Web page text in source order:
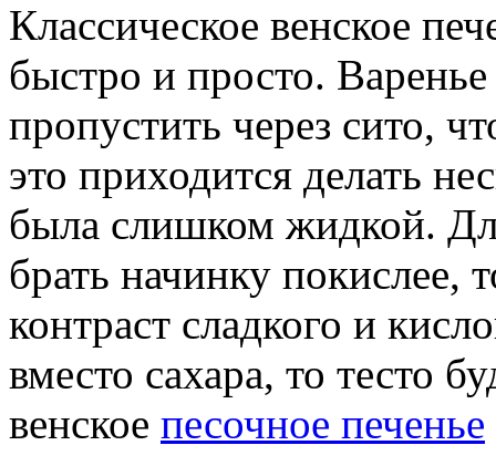
Классическое венское
быстро и просто.
пропустить через сито,
это приходится делать
была слишком жидкой.
брать начинку покислее,
контраст сладкого и
вместо сахара, то тесто
венское песочное печенье